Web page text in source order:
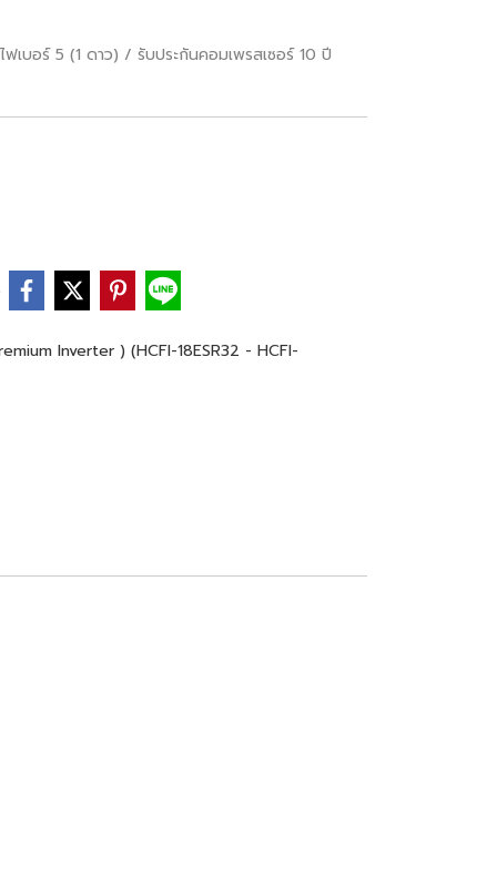
เบอร์ 5 (1 ดาว) / รับประกันคอมเพรสเซอร์ 10 ปี
Inverter ) (HCFI-18ESR32 - HCFI-